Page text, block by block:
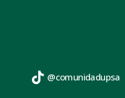
@comunidadupsa